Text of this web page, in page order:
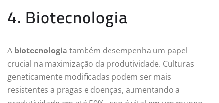
4. Biotecnologia
A biotecnologia também desempenha um papel
crucial na maximização da produtividade. Culturas
geneticamente modificadas podem ser mais
resistentes a pragas e doenças, aumentando a